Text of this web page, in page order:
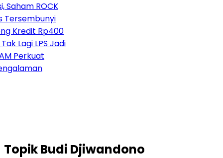
ROCK
Kredit Rp400
Lagi LPS Jadi
Perkuat
TopikBudi Djiwandono